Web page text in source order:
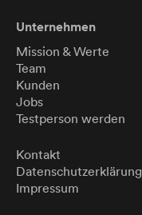
Unternehmen
Mission & Werte
Team
Kunden
Jobs
Testperson werden
Kontakt
Datenschutzerklärung
Impressum